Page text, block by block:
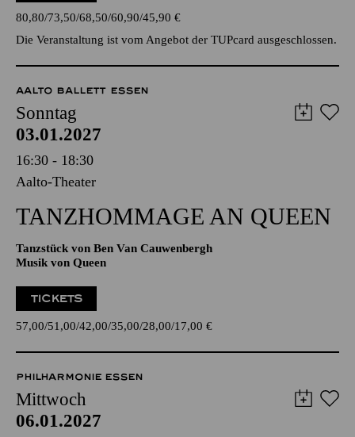
TICKETS
80,80 73,50 68,50 60,90 45,90€
Die Veranstaltung ist vom Angebot der TUPcard ausgeschlossen.
AALTO BALLETT ESSEN
Sonntag
03.01.2027
16:30 - 18:30
TANZ­HOMMAGE AN QUEEN
Tanzstück von Ben Van Cauwenbergh
Musik von Queen
57,00 51,00 42,00 35,00
PHILHARMONIE ESSEN